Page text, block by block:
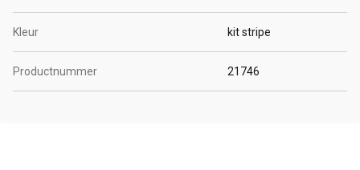
Kleur kit stripe
Productnummer 21746